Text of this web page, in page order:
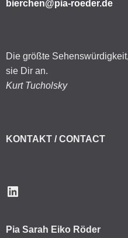
bierchen@pia-roeder.de
Die größte
sie Dir an.
Kurt Tucholsky
KONTAKT / CONTACT
LinkedIn
Pia Sarah Eiko Röder